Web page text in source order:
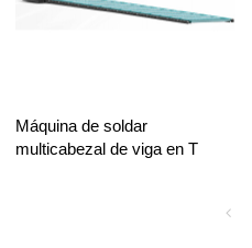
Máquina de soldar
multicabezal de viga en T